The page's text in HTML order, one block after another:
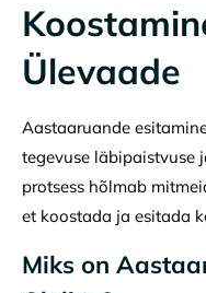
Ülevaade
Aastaaruande
tegevuse läbipaistvuse
protsess hõlmab
et koostada ja esitada
Miks on